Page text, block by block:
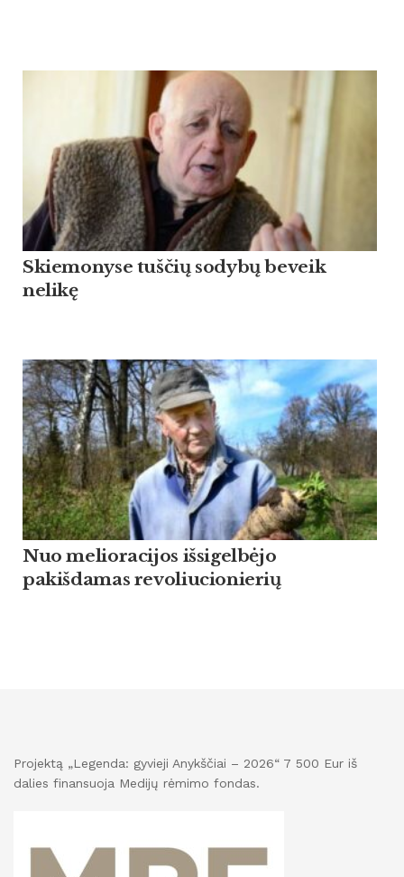
Skiemonyse tuščių sodybų beveik
nelikę
Nuo melioracijos išsigelbėjo
pakišdamas revoliucionierių
Projektą „Legenda: gyvieji Anykščiai – 2026“ 7 500 Eur iš
dalies finansuoja Medijų rėmimo fondas.